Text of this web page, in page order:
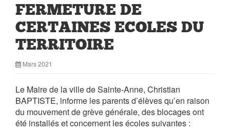
FERMETURE DE
CERTAINES ECOLES DU
TERRITOIRE
Mars 2021
Le Maire de la ville de Sainte-Anne, Christian
BAPTISTE, informe les parents d’élèves qu’en raison
du mouvement de grève générale, des blocages ont
été installés et concernent les écoles suivantes :